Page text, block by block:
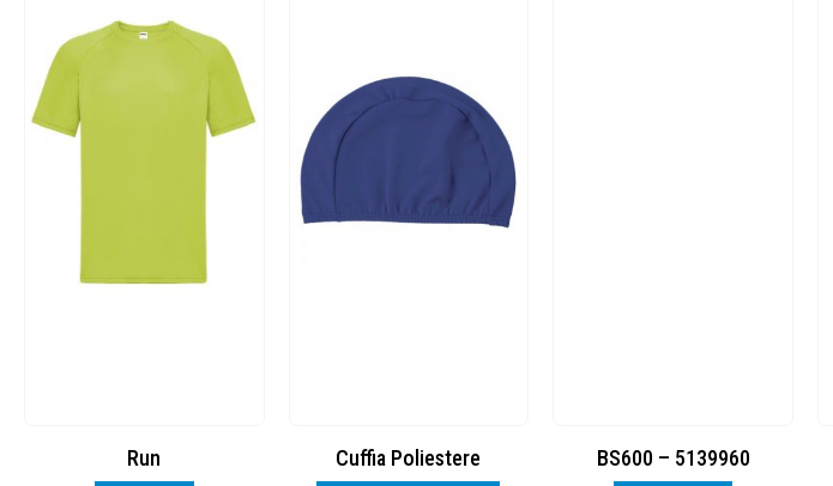
Cuffia Poliestere BS600 – 5139960 Toppe ricamate in HD